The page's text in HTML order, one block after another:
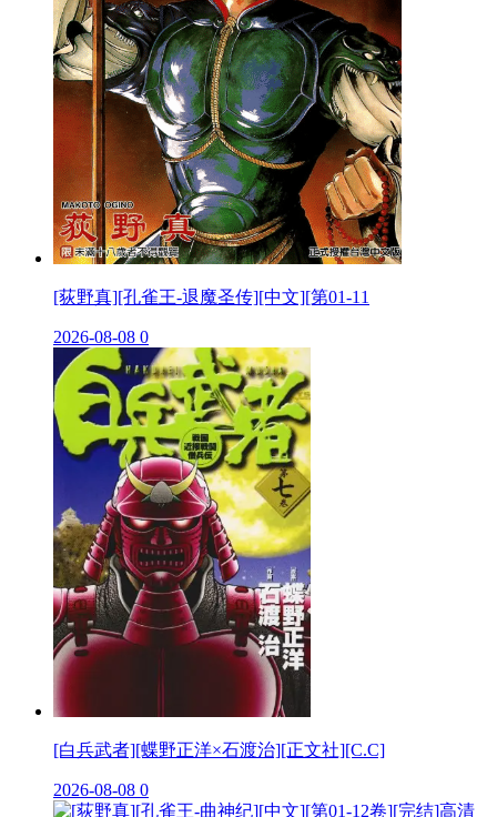
[荻野真][孔雀王-退魔圣传][中文][第01-11
2026-08-08 0
[白兵武者][蝶野正洋×石渡治][正文社][C.C]
2026-08-08 0